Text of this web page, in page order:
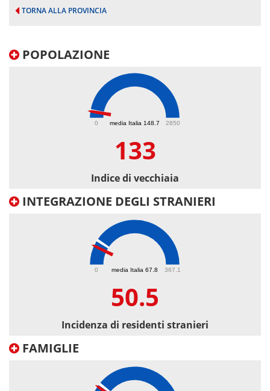
TORNA ALLA PROVINCIA
POPOLAZIONE
media Italia 148.7
0 2850
133
Indice di vecchiaia
INTEGRAZIONE DEGLI STRANIERI
media Italia 67.8
0 367.1
50.5
Incidenza di residenti stranieri
FAMIGLIE